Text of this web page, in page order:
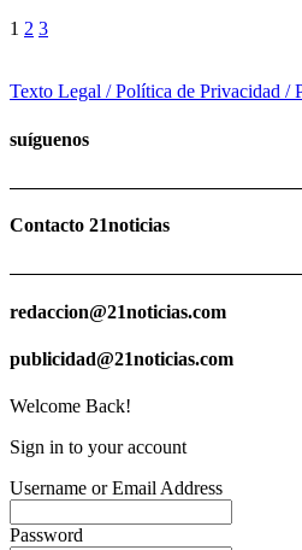
1 2 3
Texto Legal / Política de Privacidad /
suíguenos
Contacto 21noticias
redaccion@21noticias.com
publicidad@21noticias.com
Welcome Back!
Sign in to your account
Username or Email Address
Password